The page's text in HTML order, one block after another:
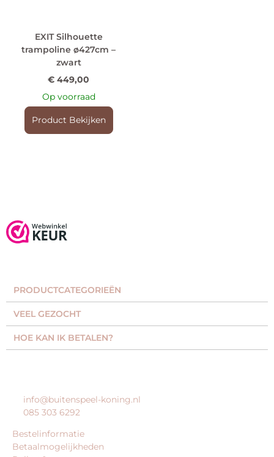
EXIT Silhouette
trampoline ø427cm –
zwart
€ 449,00
Op voorraad
Product Bekijken
PRODUCTCATEGORIEËN​
VEEL GEZOCHT​
HOE KAN IK BETALEN?
info@buitenspeel-koning.nl
085 303 6292
Bestelinformatie
Betaalmogelijkheden